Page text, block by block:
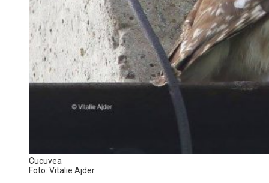
Cucuvea
Foto: Vitalie Ajder